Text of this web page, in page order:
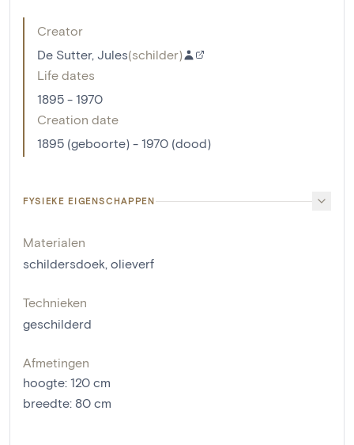
Creator
De Sutter, Jules(schilder)
Life dates
1895 - 1970
Creation date
1895 (geboorte) - 1970 (dood)
FYSIEKE EIGENSCHAPPEN
Materialen
schildersdoek, olieverf
Technieken
geschilderd
Afmetingen
hoogte: 120 cm
breedte: 80 cm